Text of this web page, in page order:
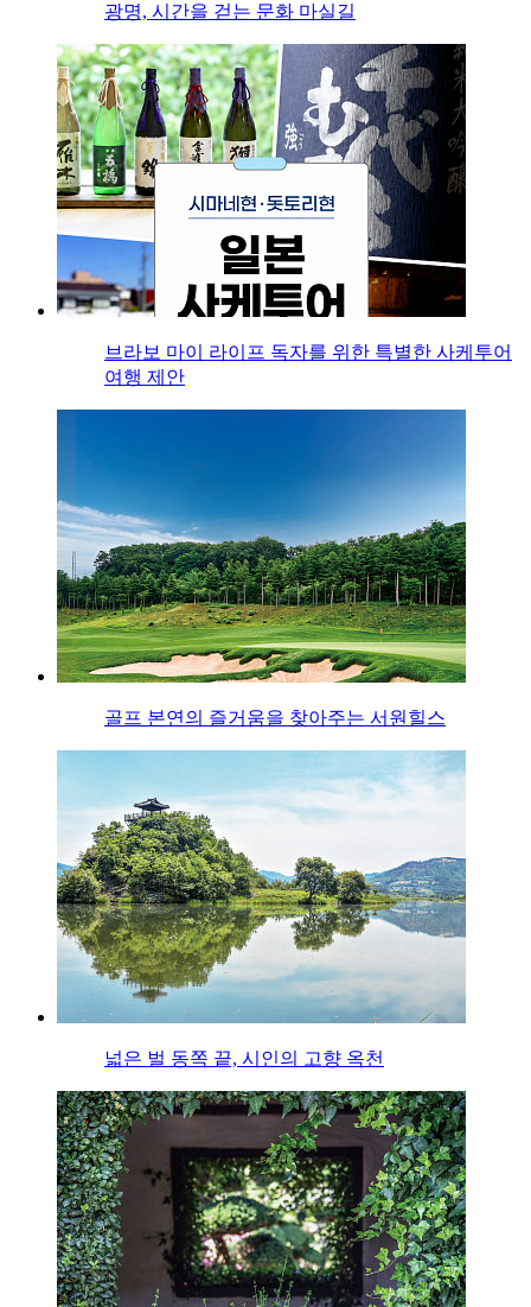
광명, 시간을 걷는 문화 마실길
브라보 마이 라이프 독자를 위한 특별한 사케투어
여행 제안
골프 본연의 즐거움을 찾아주는 서원힐스
넓은 벌 동쪽 끝, 시인의 고향 옥천